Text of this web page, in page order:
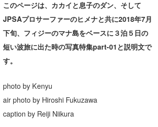
今月のプレゼント
このページは、カカイと息子のダン、そして
JPSAプロサーファーのヒメナと共に2018年7月
下旬、フィジーのマナ島をベースに３泊５日の
短い波旅に出た時の写真特集part-01と説明文で
す。
photo by Kenyu
air photo by Hiroshi Fukuzawa
caption by Reiji Niikura
千葉北
大阪
四国
沖縄
その他
ルール＆How to
サーファーズ